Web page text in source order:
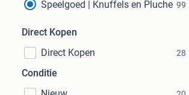
Speelgoed | Knuffels en Pluche 99
Direct Kopen
Direct Kopen
28
Conditie